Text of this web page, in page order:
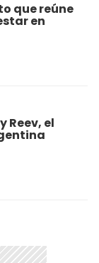
que reúne
en
Reev, el